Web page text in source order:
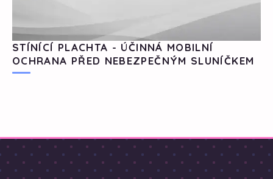
STÍNÍCÍ PLACHTA - ÚČINNÁ MOBILNÍ
OCHRANA PŘED NEBEZPEČNÝM SLUNÍČKEM